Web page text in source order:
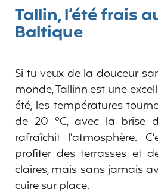
Tallin, l’été frais
Baltique
Si tu veux de la douceur
monde, Tallinn est une
été, les températures
de 20 °C, avec la brise
rafraîchit l’atmosphère.
profiter des terrasses et
claires, mais sans jamais
cuire sur place.